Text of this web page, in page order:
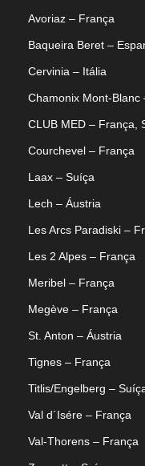
Avoriaz – França
Baqueira Beret –
Cervinia – Itália
Chamonix Mont-Blanc
CLUB MED – França,
Courchevel – França
Laax – Suíça
Lech – Áustria
Les Arcs Paradiski –
Les 2 Alpes – França
Meribel – França
Megève – França
St. Anton – Áustria
Tignes – França
Titlis/Engelberg –
Val d´Isére – França
Val-Thorens – França